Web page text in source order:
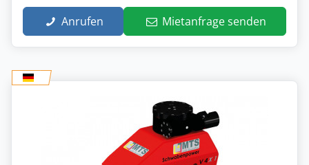
Anrufen Mietanfrage senden